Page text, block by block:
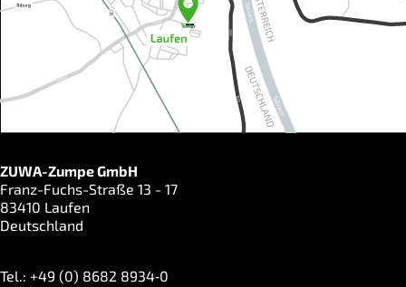
ZUWA-Zumpe GmbH
Franz-Fuchs-Straße 13 - 17
83410 Laufen
Deutschland
Tel.: +49 (0) 8682 8934‑0